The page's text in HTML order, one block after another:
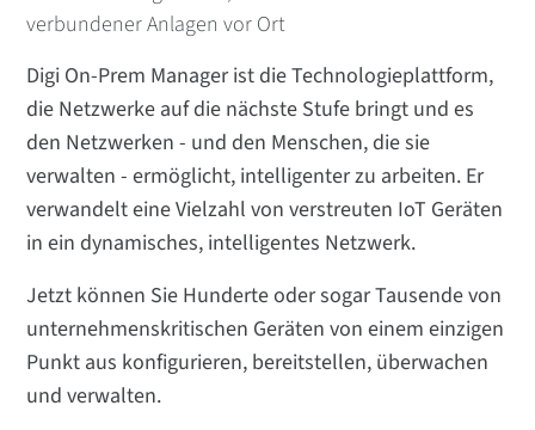
verbundener Anlagen vor Ort
Digi On-Prem Manager ist die Technologieplattform,
die Netzwerke auf die nächste Stufe bringt und es
den Netzwerken - und den Menschen, die sie
verwalten - ermöglicht, intelligenter zu arbeiten. Er
verwandelt eine Vielzahl von verstreuten IoT Geräten
in ein dynamisches, intelligentes Netzwerk.
Jetzt können Sie Hunderte oder sogar Tausende von
unternehmenskritischen Geräten von einem einzigen
Punkt aus konfigurieren, bereitstellen, überwachen
und verwalten.